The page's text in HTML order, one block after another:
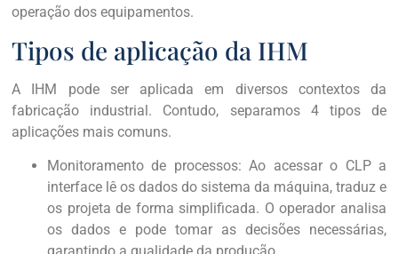
operação dos equipamentos.
Tipos de aplicação da IHM
A IHM pode ser aplicada em diversos contextos da
fabricação industrial. Contudo, separamos 4 tipos de
aplicações mais comuns.
Monitoramento de processos: Ao acessar o CLP a
interface lê os dados do sistema da máquina, traduz e
os projeta de forma simplificada. O operador analisa
os dados e pode tomar as decisões necessárias,